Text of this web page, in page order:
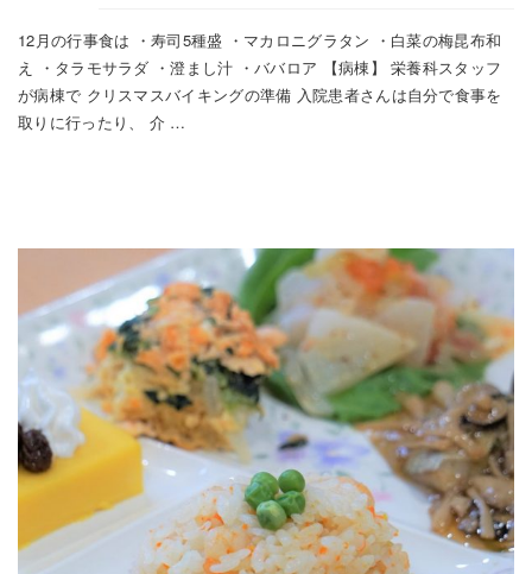
12月の行事食は ・寿司5種盛 ・マカロニグラタン ・白菜の梅昆布和
え ・タラモサラダ ・澄まし汁 ・ババロア 【病棟】 栄養科スタッフ
が病棟で クリスマスバイキングの準備 入院患者さんは自分で食事を
取りに行ったり、 介 …